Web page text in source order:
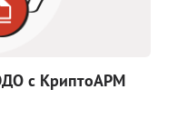
с КриптоАРМ